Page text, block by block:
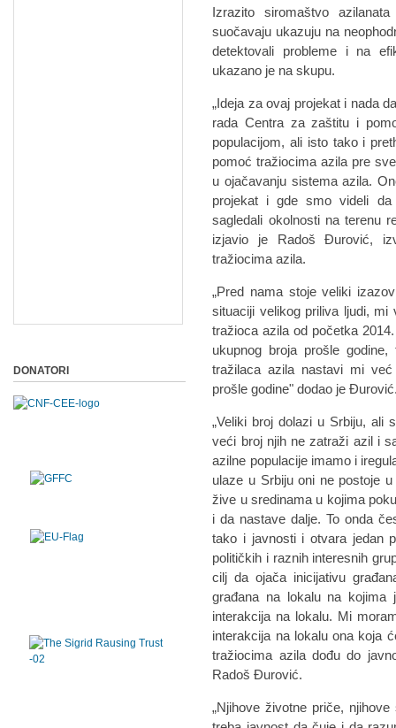
Izrazito siromaštvo
suočavaju ukazuju na
detektovali probleme i na
ukazano je na skupu.
„Ideja za ovaj projekat i nada
rada Centra za zaštitu i
populacijom, ali isto tako i
pomoć tražiocima azila pre
u ojačavanju sistema azila.
projekat i gde smo videli da
sagledali okolnosti na terenu
izjavio je Radoš Đurović,
tražiocima azila.
„Pred nama stoje veliki
situaciji velikog priliva ljudi,
tražioca azila od početka
ukupnog broja prošle
tražilaca azila nastavi mi
prošle godine" dodao je
„Veliki broj dolazi u Srbiju, ali
veći broj njih ne zatraži azil i
azilne populacije imamo i
ulaze u Srbiju oni ne postoje
žive u sredinama u kojima
i da nastave dalje. To onda
tako i javnosti i otvara jedan
političkih i raznih interesnih
cilj da ojača inicijativu
građana na lokalu na
interakcija na lokalu. Mi
interakcija na lokalu ona koja
tražiocima azila dođu do
Radoš Đurović.
„Njihove životne priče,
DONATORI